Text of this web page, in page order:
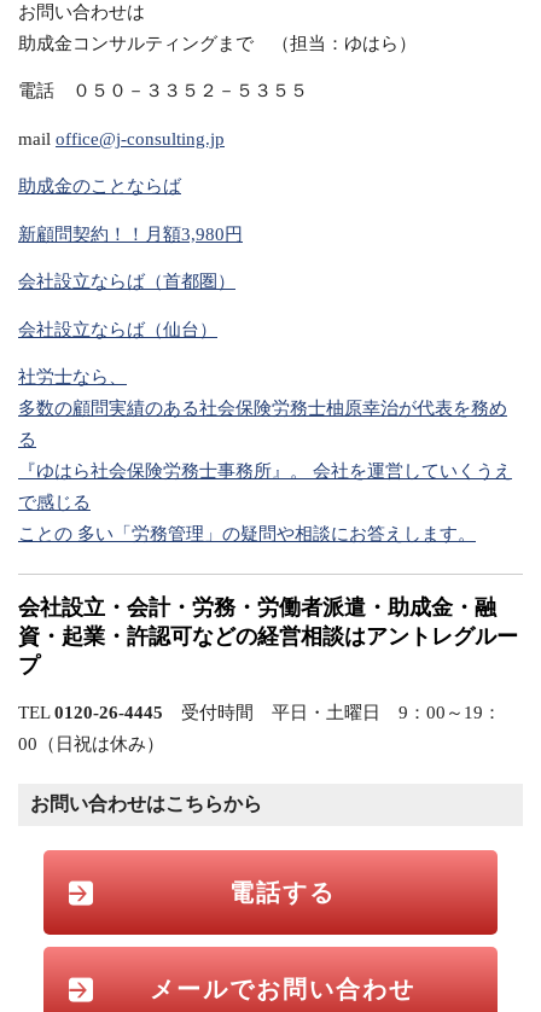
お問い合わせは
助成金コンサルティングまで （担当：ゆはら）
電話 ０５０－３３５２－５３５５
mail office@j-consulting.jp
助成金のことならば
新顧問契約！！月額3,980円
会社設立ならば（首都圏）
会社設立ならば（仙台）
社労士なら、
多数の顧問実績のある社会保険労務士柚原幸治が代表を務め
る
『ゆはら社会保険労務士事務所』。 会社を運営していくうえ
で感じる
ことの 多い「労務管理」の疑問や相談にお答えします。
会社設立・会計・労務・労働者派遣・助成金・融
資・起業・許認可などの経営相談はアントレグルー
プ
TEL0120-26-4445 受付時間 平日・土曜日 9：00～19：
00（日祝は休み）
お問い合わせはこちらから
電話する
メールでお問い合わせ